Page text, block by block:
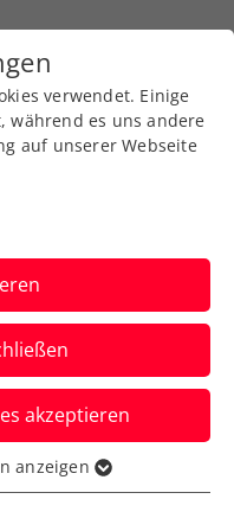
verwendet. Einige
während es uns andere
auf unserer Webseite
akzeptieren
anzeigen